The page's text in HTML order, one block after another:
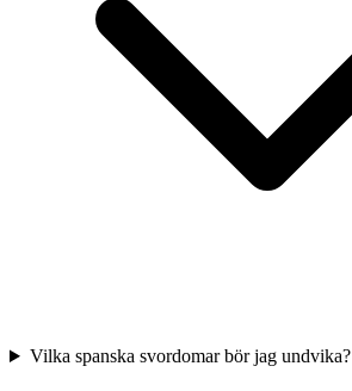
Vilka spanska svordomar bör jag undvika?